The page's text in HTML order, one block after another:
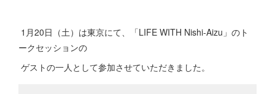
1月20日（土）は東京にて、「LIFE WITH Nishi-Aizu」のト
ークセッションの
ゲストの一人として参加させていただきました。